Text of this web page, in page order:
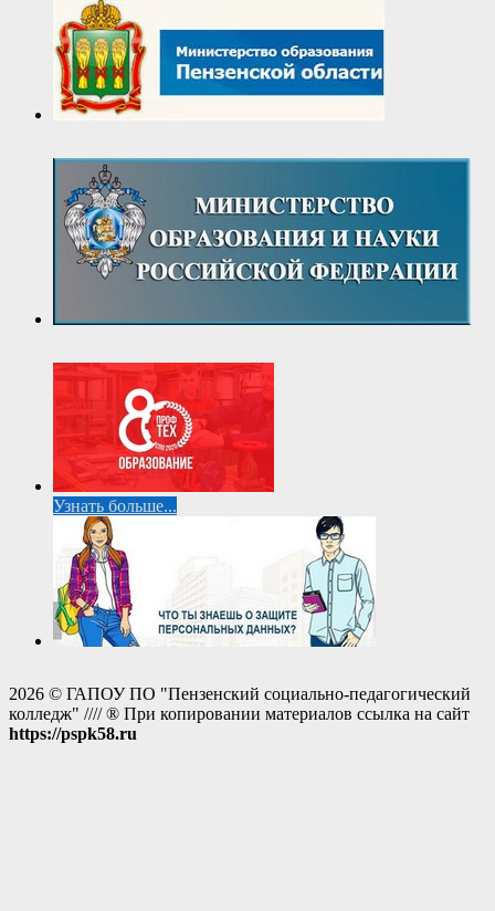
Узнать больше...
2026 © ГАПОУ ПО "Пензенский социально-педагогический
колледж" //// ® При копировании материалов ссылка на сайт
https://pspk58.ru